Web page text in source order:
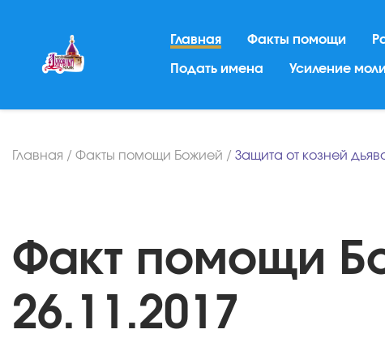
Главная Факты помощи
Подать имена Усиление
Главная / Факты помощи Божией / Защита от козней
Факт помощи
26.11.2017